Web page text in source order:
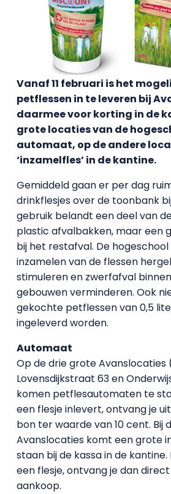
Vanaf 11 februari is het
petflessen in te leveren bij
daarmee voor korting in de
grote locaties van de
automaat, op de andere
‘inzamelfles’ in de kantine.
Gemiddeld gaan er per dag
drinkflesjes over de toonbank
gebruik belandt een deel van
plastic afvalbakken, maar een
bij het restafval. De
inzamelen van de flessen
stimuleren en zwerfafval
gebouwen verminderen. Ook
gekochte petflessen van 0,5
ingeleverd worden.
Automaat
Op de drie grote Avanslocaties
Lovensdijkstraat 63 en
komen petflesautomaten te
een flesje inlevert, ontvang je
bon ter waarde van 10 cent. Bij
Avanslocaties komt een grote
staan bij de kassa in de kantine.
een flesje, ontvang je dan
aankoop.